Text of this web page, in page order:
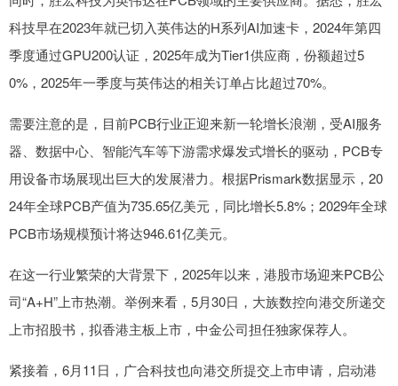
科技早在2023年就已切入英伟达的H系列AI加速卡，2024年第四
季度通过GPU200认证，2025年成为Tier1供应商，份额超过5
0%，2025年一季度与英伟达的相关订单占比超过70%。
需要注意的是，目前PCB行业正迎来新一轮增长浪潮，受AI服务
器、数据中心、智能汽车等下游需求爆发式增长的驱动，PCB专
用设备市场展现出巨大的发展潜力。根据Prismark数据显示，20
24年全球PCB产值为735.65亿美元，同比增长5.8%；2029年全球
PCB市场规模预计将达946.61亿美元。
在这一行业繁荣的大背景下，2025年以来，港股市场迎来PCB公
司“A+H”上市热潮。举例来看，5月30日，大族数控向港交所递交
上市招股书，拟香港主板上市，中金公司担任独家保荐人。
紧接着，6月11日，广合科技也向港交所提交上市申请，启动港